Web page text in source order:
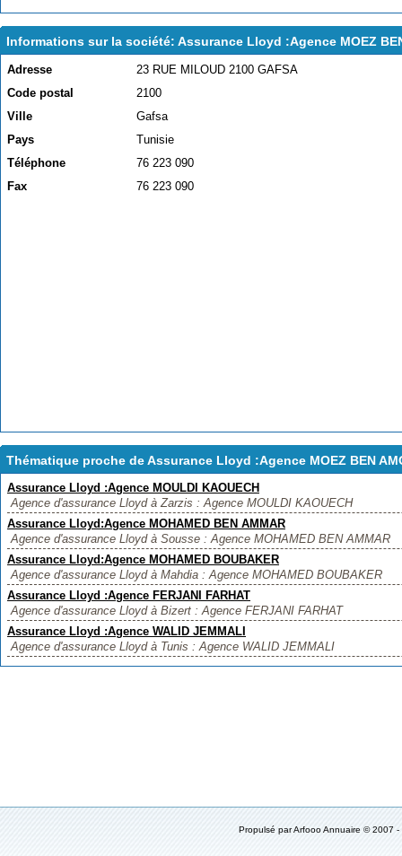
Informations sur la société: Assurance Lloyd :Agence MOEZ
Adresse
23 RUE MILOUD 2100 GAFSA
Code postal
2100
Ville
Gafsa
Pays
Tunisie
Téléphone
76 223 090
Fax
76 223 090
Thématique proche de Assurance Lloyd :Agence MOEZ BEN
Assurance Lloyd :Agence MOULDI KAOUECH
Agence d'assurance Lloyd à Zarzis : Agence MOULDI KAOUECH
Assurance Lloyd:Agence MOHAMED BEN AMMAR
Agence d'assurance Lloyd à Sousse : Agence MOHAMED BEN AMMAR
Assurance Lloyd:Agence MOHAMED BOUBAKER
Agence d'assurance Lloyd à Mahdia : Agence MOHAMED BOUBAKER
Assurance Lloyd :Agence FERJANI FARHAT
Agence d'assurance Lloyd à Bizert : Agence FERJANI FARHAT
Assurance Lloyd :Agence WALID JEMMALI
Agence d'assurance Lloyd à Tunis : Agence WALID JEMMALI
Propulsé parArfooo Annuaire © 2007